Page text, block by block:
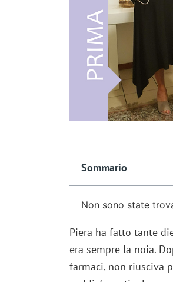
Sommario
Non sono state
Piera ha fatto tante
era sempre la noia.
farmaci, non riusciva